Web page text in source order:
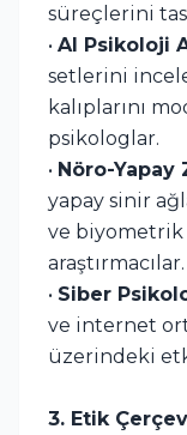
süreçlerini
• AI Psikoloji
setlerini
kalıplarını
psikologlar.
• Nöro-Yapay
yapay sinir
ve
araştırmacılar.
• Siber
ve internet
üzerindeki
3. Etik